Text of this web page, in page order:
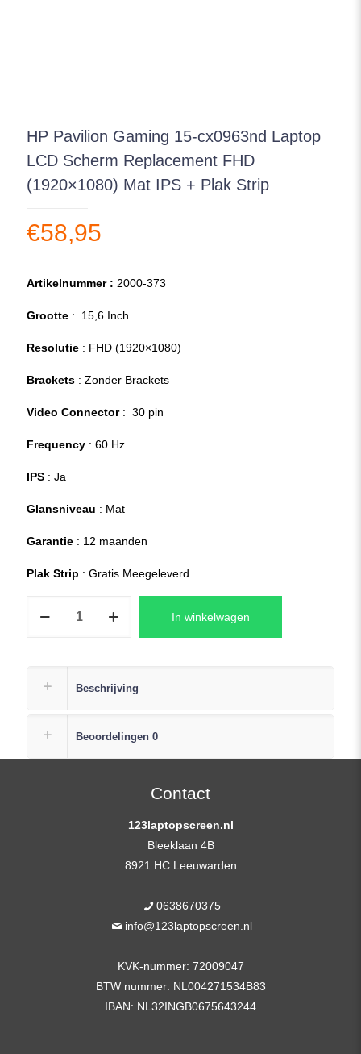
HP Pavilion Gaming 15-cx0963nd Laptop
LCD Scherm Replacement FHD
(1920×1080) Mat IPS + Plak Strip
€58,95
Artikelnummer : 2000-373
Grootte : 15,6 Inch
Resolutie : FHD (1920×1080)
Brackets : Zonder Brackets
Video Connector: 30 pin
Frequency : 60 Hz
IPS : Ja
Glansniveau : Mat
Garantie : 12 maanden
Plak Strip : Gratis Meegeleverd
cx0963nd
In winkelwagen
Beschrijving
Beoordelingen 0
Contact
123laptopscreen.nl
Bleeklaan 4B
8921 HC Leeuwarden
0638670375
info@123laptopscreen.nl
KVK-nummer: 72009047
BTW nummer: NL004271534B83
IBAN: NL32INGB0675643244